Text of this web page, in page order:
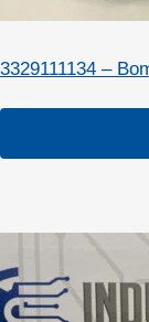
3329111134 –